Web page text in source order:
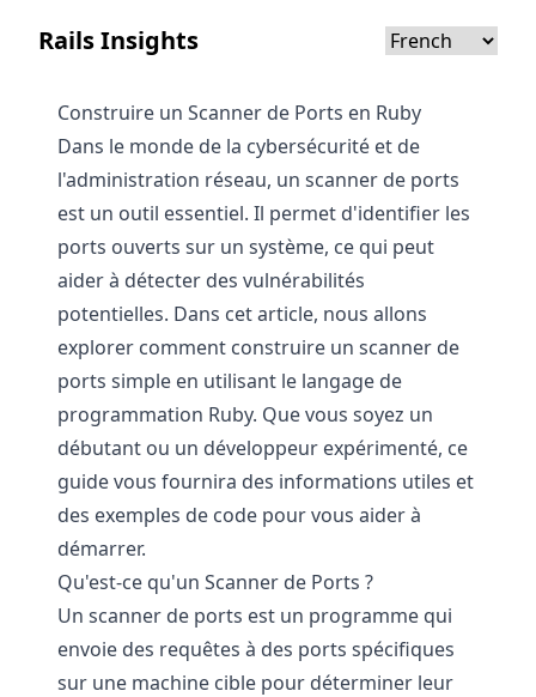
Rails Insights
Construire un Scanner de Ports en Ruby
Dans le monde de la cybersécurité et de
l'administration réseau, un scanner de ports
est un outil essentiel. Il permet d'identifier les
ports ouverts sur un système, ce qui peut
aider à détecter des vulnérabilités
potentielles. Dans cet article, nous allons
explorer comment construire un scanner de
ports simple en utilisant le langage de
programmation Ruby. Que vous soyez un
débutant ou un développeur expérimenté, ce
guide vous fournira des informations utiles et
des exemples de code pour vous aider à
démarrer.
Qu'est-ce qu'un Scanner de Ports ?
Un scanner de ports est un programme qui
envoie des requêtes à des ports spécifiques
sur une machine cible pour déterminer leur